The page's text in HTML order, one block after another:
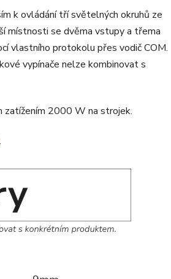
k ovládání tří světelných okruhů ze
místnosti se dvěma vstupy a třema
vlastního protokolu přes vodič COM.
vypínače nelze kombinovat s
zatížením 2000 W na strojek.
.